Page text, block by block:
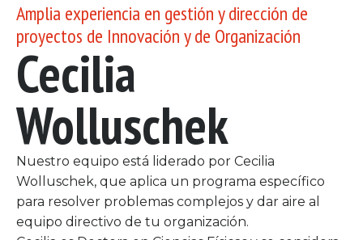
Amplia experiencia en gestión y dirección de
proyectos de Innovación y de Organización
Cecilia
Wolluschek
Nuestro equipo está liderado por Cecilia
Wolluschek, que aplica un programa específico
para resolver problemas complejos y dar aire al
equipo directivo de tu organización.